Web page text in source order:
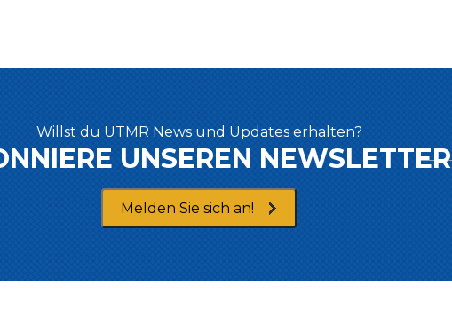
Willst du UTMR News und Updates erhalten?
UNSEREN NEWSLETTER
Melden Sie sich an!